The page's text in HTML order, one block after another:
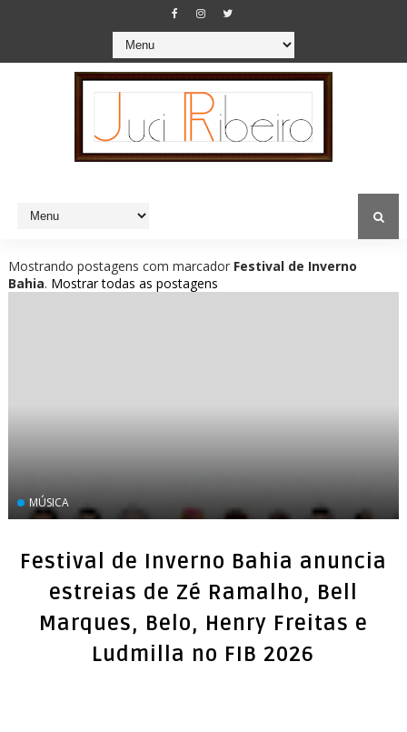
Mostrando postagens com marcador Festival de Inverno
Bahia. Mostrar todas as postagens
MÚSICA
Festival de Inverno Bahia anuncia
estreias de Zé Ramalho, Bell
Marques, Belo, Henry Freitas e
Ludmilla no FIB 2026